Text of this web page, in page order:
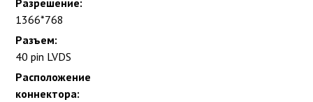
1366*768
Разъем:
40 pin LVDS
Расположение
коннектора: